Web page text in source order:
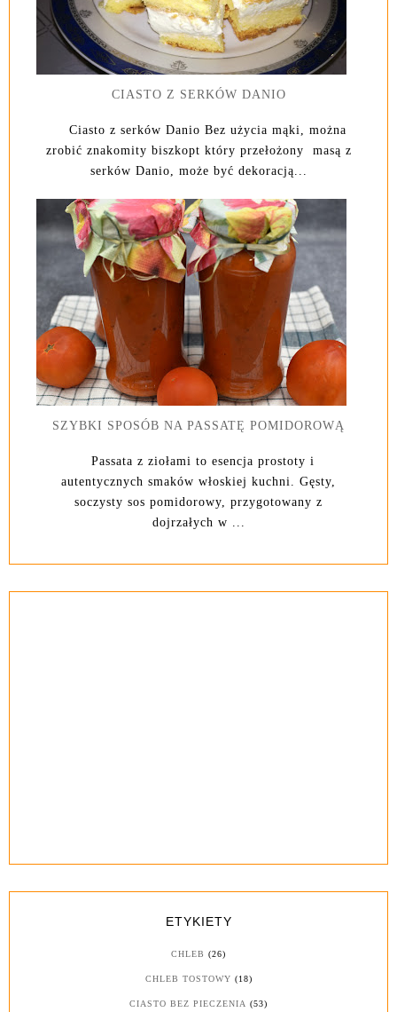
CIASTO Z SERKÓW DANIO
Ciasto z serków Danio Bez użycia mąki, można
zrobić znakomity biszkopt który przełożony masą z
serków Danio, może być dekoracją...
SZYBKI SPOSÓB NA PASSATĘ POMIDOROWĄ
Passata z ziołami to esencja prostoty i
autentycznych smaków włoskiej kuchni. Gęsty,
soczysty sos pomidorowy, przygotowany z
dojrzałych w ...
ETYKIETY
CHLEB (26)
CHLEB TOSTOWY (18)
CIASTO BEZ PIECZENIA (53)